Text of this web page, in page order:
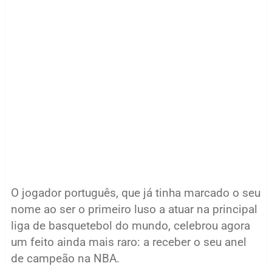
O jogador português, que já tinha marcado o seu
nome ao ser o primeiro luso a atuar na principal
liga de basquetebol do mundo, celebrou agora
um feito ainda mais raro: a receber o seu anel
de campeão na NBA.